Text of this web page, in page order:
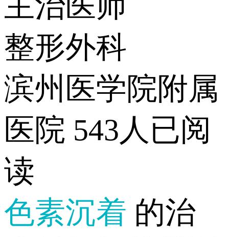
整形外科
滨州医学院附属
医院 543人已阅
读
色素沉着 的治